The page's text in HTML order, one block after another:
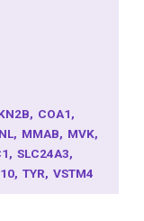
COA1
MMAB MVK
SLC24A3
TYR VSTM4